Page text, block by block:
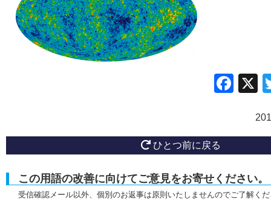
ひとつ前に戻る
この用語の改善に向けてご意見をお寄せください。
受信確認メール以外、個別のお返事は原則いたしませんのでご了解く